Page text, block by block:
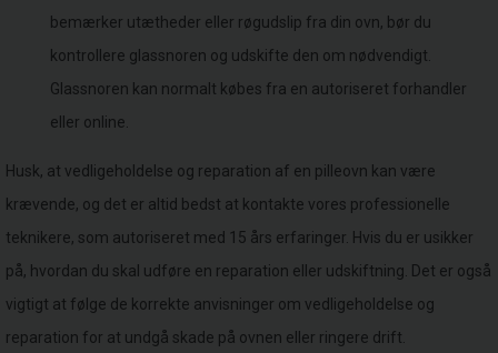
bemærker utætheder eller røgudslip fra din ovn, bør du
kontrollere glassnoren og udskifte den om nødvendigt.
Glassnoren kan normalt købes fra en autoriseret forhandler
eller online.
Husk, at vedligeholdelse og reparation af en pilleovn kan være
krævende, og det er altid bedst at kontakte vores professionelle
teknikere, som autoriseret med 15 års erfaringer. Hvis du er usikker
på, hvordan du skal udføre en reparation eller udskiftning. Det er også
vigtigt at følge de korrekte anvisninger om vedligeholdelse og
reparation for at undgå skade på ovnen eller ringere drift.